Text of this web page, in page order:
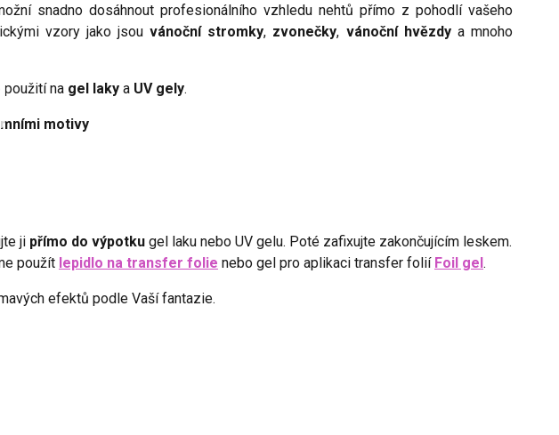
snadno dosáhnout profesionálního vzhledu nehtů přímo z pohodlí vašeho
vzory jako jsouvánoční stromky, zvonečky, vánoční hvězdya mnoho
použití na gel laky a UV gely.
motivy
ji přímo do výpotkugel laku nebo UV gelu. Poté zafixujte zakončujícím leskem.
použít lepidlo na transfer folie nebo gel pro aplikaci transfer folií Foil gel.
efektů podle Vaší fantazie.